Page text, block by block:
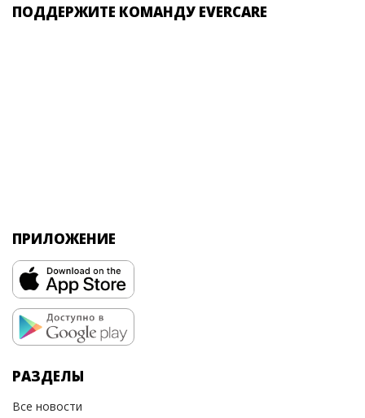
ПОДДЕРЖИТЕ КОМАНДУ EVERCARE
ПРИЛОЖЕНИЕ
РАЗДЕЛЫ
Все новости